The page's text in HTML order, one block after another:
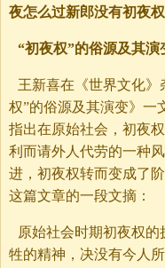
夜怎么过新郎没有初夜权
“初夜权”的俗源及其演
王新喜在《世界文化》
权”的俗源及其演变》一
指出在原始社会，初夜
利而请外人代劳的一种
进，初夜权转而变成了
这篇文章的一段文摘：
原始社会时期初夜权
牲的精神，决没有今人